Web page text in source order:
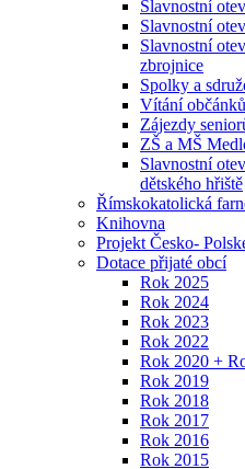
Slavnostní
Slavnostní
Slavnostní
zbrojnice
Spolky a
Vítání
Zájezdy
ZŠ a MŠ
Slavnostní
dětského hřiště
Římskokatolická
Knihovna
Projekt Česko-
Dotace přijaté obcí
Rok 2025
Rok 2024
Rok 2023
Rok 2022
Rok 2020 +
Rok 2019
Rok 2018
Rok 2017
Rok 2016
Rok 2015